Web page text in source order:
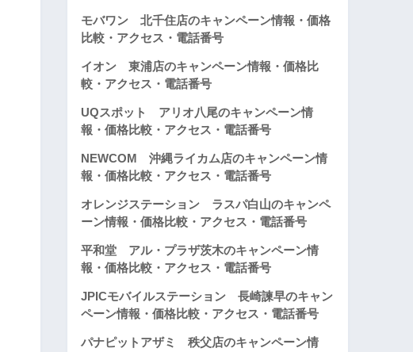
モバワン 北千住店のキャンペーン情報・価格
比較・アクセス・電話番号
イオン 東浦店のキャンペーン情報・価格比
較・アクセス・電話番号
UQスポット アリオ八尾のキャンペーン情
報・価格比較・アクセス・電話番号
NEWCOM 沖縄ライカム店のキャンペーン情
報・価格比較・アクセス・電話番号
オレンジステーション ラスパ白山のキャンペ
ーン情報・価格比較・アクセス・電話番号
平和堂 アル・プラザ茨木のキャンペーン情
報・価格比較・アクセス・電話番号
JPICモバイルステーション 長崎諫早のキャン
ペーン情報・価格比較・アクセス・電話番号
パナピットアザミ 秩父店のキャンペーン情